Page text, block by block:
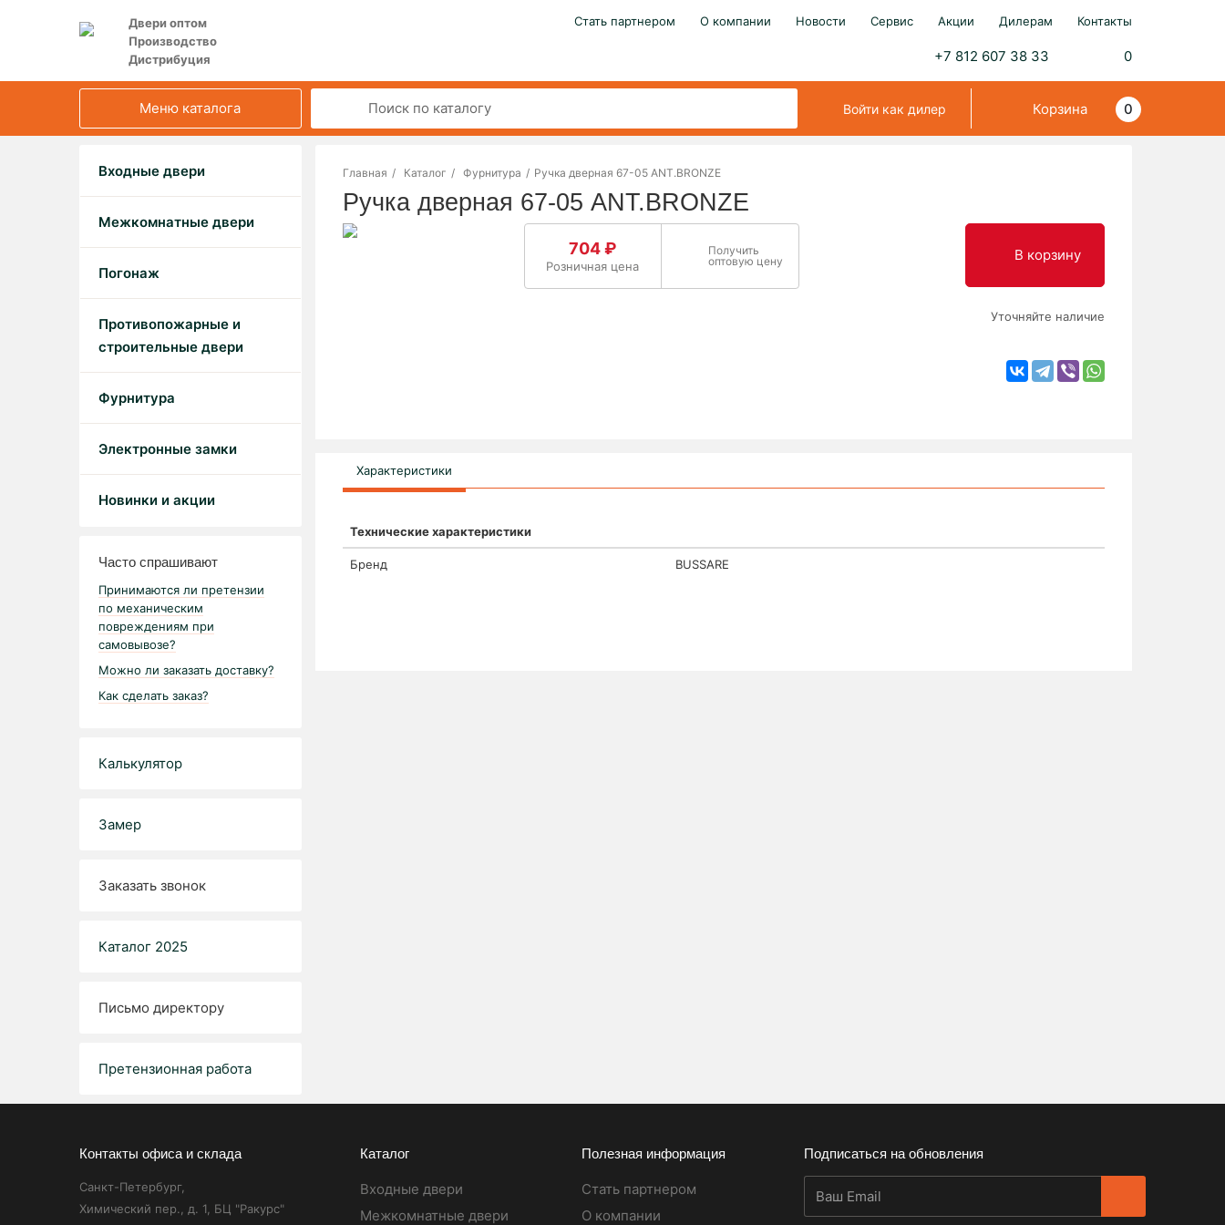
Двери оптом
Производство
Дистрибуция
Стать партнером О компании Новости Сервис Акции Дилерам Контакты
+7 812 607 38 33 0
Меню каталога Войти как дилер Корзина 0
Главная / Каталог / Фурнитура / Ручка дверная 67-05 ANT.BRONZE
Ручка дверная 67-05 ANT.BRONZE
704 ₽
Розничная цена
Получить
оптовую цену
В корзинy
Уточняйте наличие
Характеристики
Технические характеристики
Бренд BUSSARE
Входные двери
Межкомнатные двери
Погонаж
Противопожарные и
строительные двери
Фурнитура
Электронные замки
Новинки и акции
Часто спрашивают
Принимаются ли претензии
по механическим
повреждениям при
самовывозе?
Можно ли заказать доставку?
Как сделать заказ?
Калькулятор
Замер
Заказать звонок
Каталог 2025
Письмо директору
Претензионная работа
Контакты офиса и склада
Санкт-Петербург,
Химический пер., д. 1, БЦ "Ракурс"
Каталог
Входные двери
Межкомнатные двери
Полезная информация
Стать партнером
О компании
Подписаться на обновления